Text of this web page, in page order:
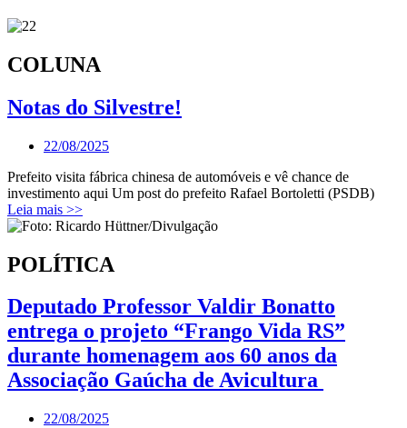
COLUNA
Notas do Silvestre!
22/08/2025
Prefeito visita fábrica chinesa de automóveis e vê chance de
investimento aqui Um post do prefeito Rafael Bortoletti (PSDB)
Leia mais >>
POLÍTICA
Deputado Professor Valdir Bonatto
entrega o projeto “Frango Vida RS”
durante homenagem aos 60 anos da
Associação Gaúcha de Avicultura
22/08/2025